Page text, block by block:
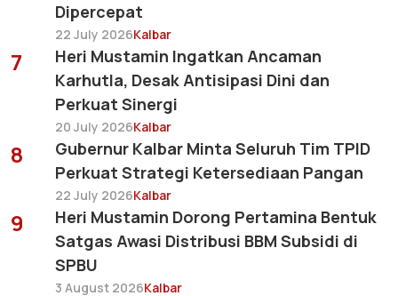
Dipercepat
22 July 2026Kalbar
7
Heri Mustamin Ingatkan Ancaman
Karhutla, Desak Antisipasi Dini dan
Perkuat Sinergi
20 July 2026Kalbar
8
Gubernur Kalbar Minta Seluruh Tim TPID
Perkuat Strategi Ketersediaan Pangan
22 July 2026Kalbar
9
Heri Mustamin Dorong Pertamina Bentuk
Satgas Awasi Distribusi BBM Subsidi di
SPBU
3 August 2026Kalbar